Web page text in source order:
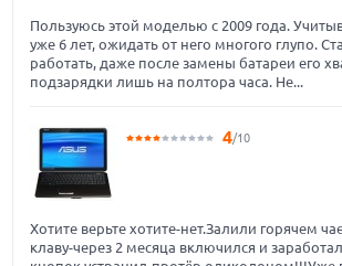
Пользуюсь этой моделью с 2009 года.
уже 6 лет, ожидать от него многого глупо.
работать, даже после замены батареи его
подзарядки лишь на полтора часа. Не...
4/10
Хотите верьте хотите-нет.Залили горячем
клаву-через 2 месяца включился и